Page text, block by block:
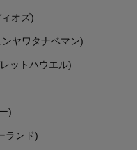
オズ)
ンヤワタナベマン)
ットハウエル)
)
ランド)